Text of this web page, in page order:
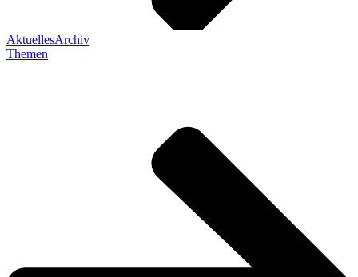
AktuellesArchiv
Themen